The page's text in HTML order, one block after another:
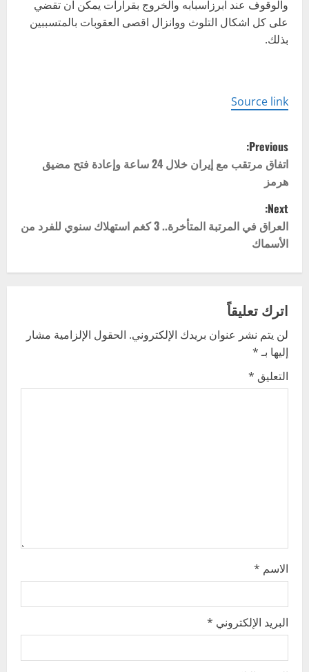
والوقوف عند ابرزاسبابه والخروج بقرارات يمكن ان تقضي
على كل اشكال التلوث ووانزال اقصى العقوبات بالمتسببين
بذلك.
Source link
P
o
s
t
n
v
i
g
Previous:
اتفاق مرتقب مع إيران خلال 24 ساعة وإعادة فتح مضيق
هرمز
Next:
العراق في المرتبة المتأخرة.. 3 كغم استهلاك سنوي للفرد من
الأسماك
اترك تعليقاً
لن يتم نشر عنوان بريدك الإلكتروني. الحقول الإلزامية مشار
إليها بـ*
التعليق *
الاسم *
البريد الإلكتروني *